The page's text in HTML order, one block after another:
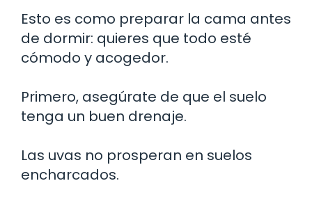
Esto es como preparar la cama antes
de dormir: quieres que todo esté
cómodo y acogedor.
Primero, asegúrate de que el suelo
tenga un buen drenaje.
Las uvas no prosperan en suelos
encharcados.